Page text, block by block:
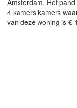
Amsterdam. Het
4 kamers kamers
van deze woning is €